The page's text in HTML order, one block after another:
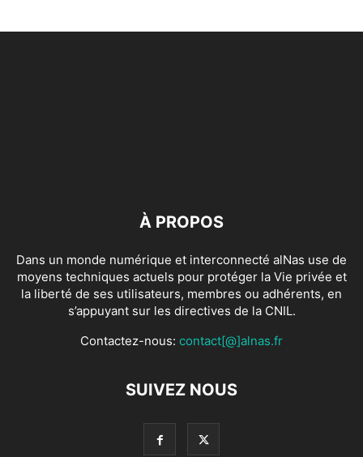
À PROPOS
Dans un monde numérique et interconnecté alNas use de
moyens techniques actuels pour protéger la Vie privée et
la liberté de ses utilisateurs, membres ou adhérents, en
s’appuyant sur les directives de la CNIL.
Contactez-nous: contact[@]alnas.fr
SUIVEZ NOUS